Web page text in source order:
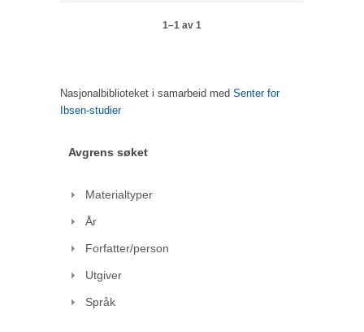
1–1 av 1
Nasjonalbiblioteket i samarbeid med Senter for
Ibsen-studier
Avgrens søket
Materialtyper
År
Forfatter/person
Utgiver
Språk